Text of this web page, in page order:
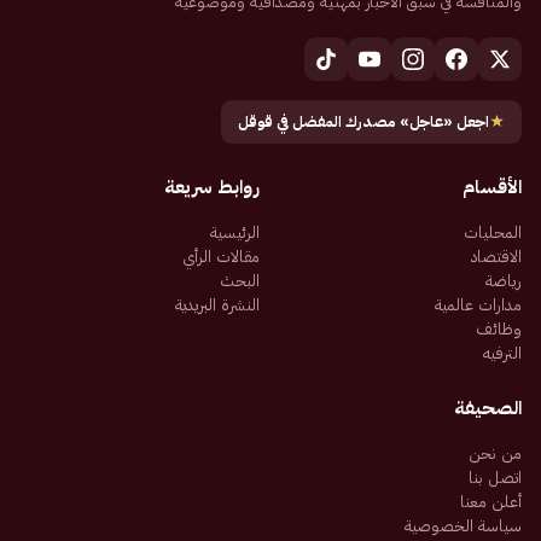
★اجعل «عاجل» مصدرك المفضل في قوقل
الأقسام
المحليات
الاقتصاد
رياضة
مدارات عالمية
وظائف
الترفيه
روابط سريعة
الرئيسية
مقالات الرأي
البحث
النشرة البريدية
الصحيفة
من نحن
اتصل بنا
أعلن معنا
سياسة الخصوصية